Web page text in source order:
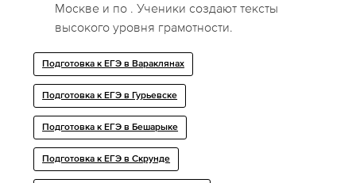
Москве и по . Ученики создают тексты
высокого уровня грамотности.
Подготовка к ЕГЭ в Вараклянах
Подготовка к ЕГЭ в Гурьевске
Подготовка к ЕГЭ в Бешарыке
Подготовка к ЕГЭ в Скрунде